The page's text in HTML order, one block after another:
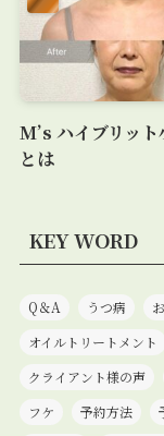
M’s ハイブリッ
とは
KEY WORD
Q＆A うつ病
オイルトリートメント
クライアント様の声
フケ
予約方法